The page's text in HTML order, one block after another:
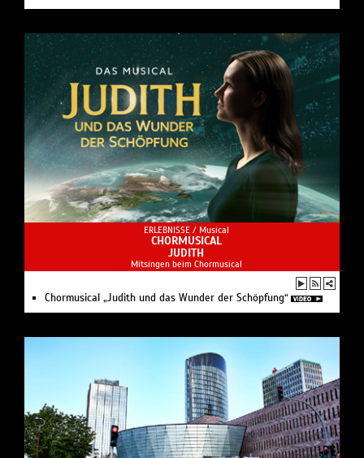
ERLEBNISSE / Musical
CHORMUSICAL
JUDITH
Mitsingen beim Chormusical
Chormusical „Judith und das Wunder der Schöpfung“